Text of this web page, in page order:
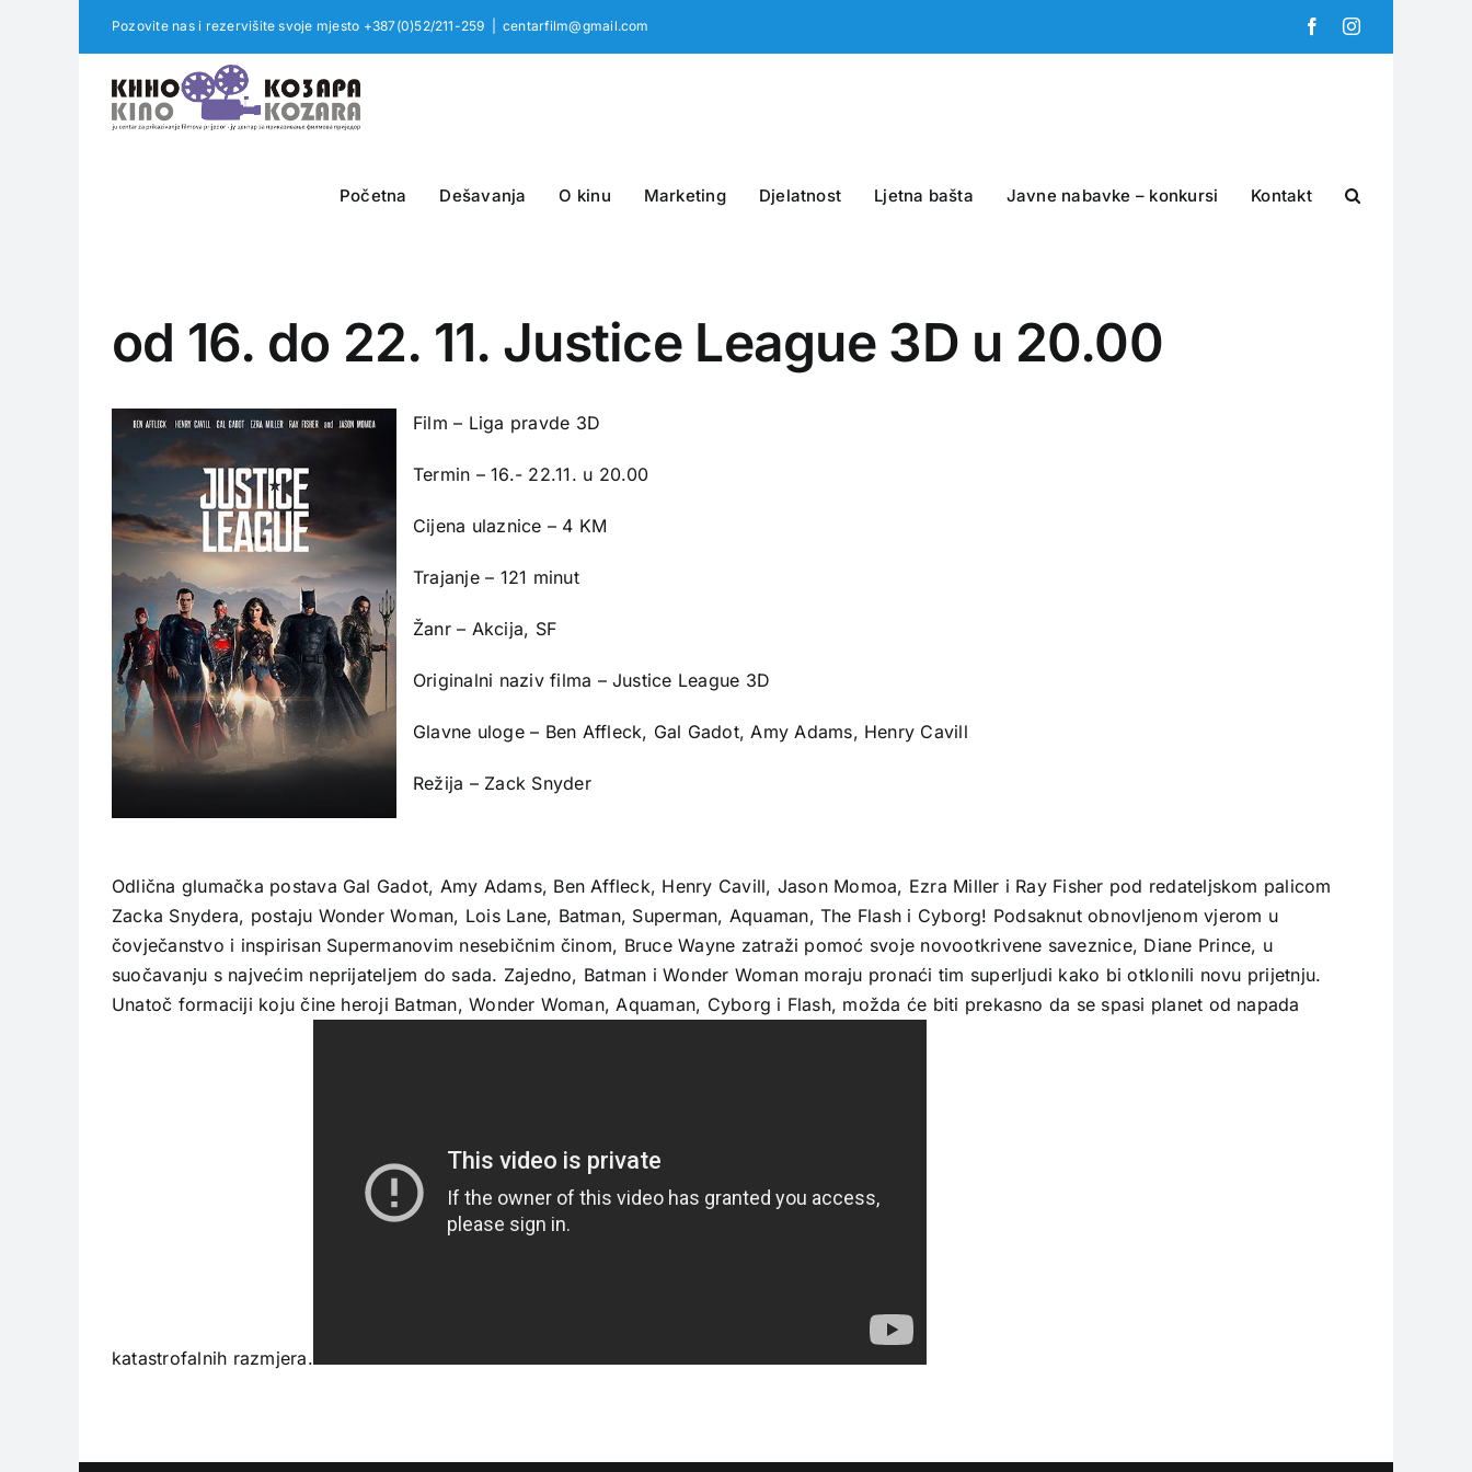
Pozovite nas i rezervišite svoje mjesto +387(0)52/211-259 centarfilm@gmail.com FacebookInstagram
Početna Dešavanja O kinu Marketing Djelatnost Ljetna bašta Javne nabavke – konkursi Kontakt
od 16. do 22. 11. Justice League 3D u 20.00
Film – Liga pravde 3D
Termin – 16.- 22.11. u 20.00
Cijena ulaznice – 4 KM
Trajanje – 121 minut
Žanr – Akcija, SF
Originalni naziv filma – Justice League 3D
Glavne uloge – Ben Affleck, Gal Gadot, Amy Adams, Henry Cavill
Režija – Zack Snyder
Odlična glumačka postava Gal Gadot, Amy Adams, Ben Affleck, Henry Cavill, Jason Momoa, Ezra Miller i Ray Fisher pod redateljskom palicom
Zacka Snydera, postaju Wonder Woman, Lois Lane, Batman, Superman, Aquaman, The Flash i Cyborg! Podsaknut obnovljenom vjerom u
čovječanstvo i inspirisan Supermanovim nesebičnim činom, Bruce Wayne zatraži pomoć svoje novootkrivene saveznice, Diane Prince, u
suočavanju s najvećim neprijateljem do sada. Zajedno, Batman i Wonder Woman moraju pronaći tim superljudi kako bi otklonili novu prijetnju.
Unatoč formaciji koju čine heroji Batman, Wonder Woman, Aquaman, Cyborg i Flash, možda će biti prekasno da se spasi planet od napada
katastrofalnih razmjera.